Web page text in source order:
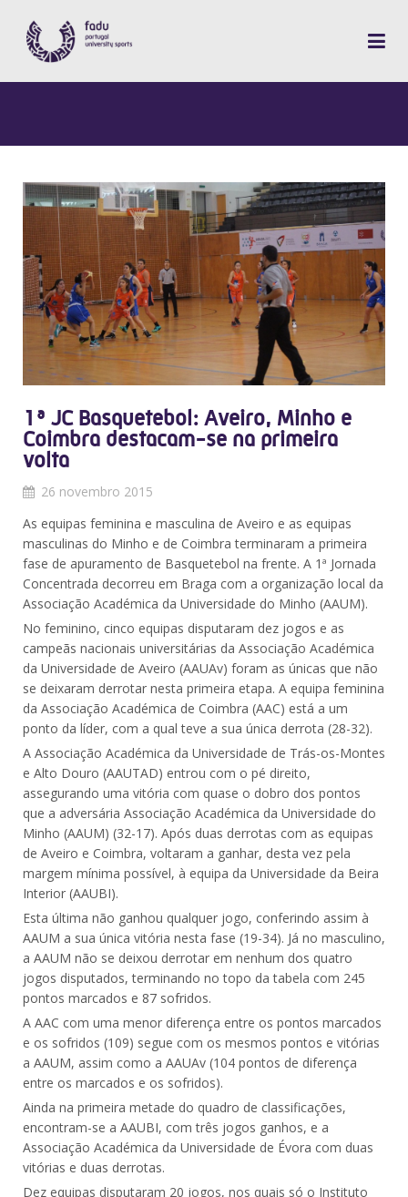
1ª JC Basquetebol: Aveiro, Minho e
Coimbra destacam-se na primeira
volta
26 novembro 2015
As equipas feminina e masculina de Aveiro e as equipas
masculinas do Minho e de Coimbra terminaram a primeira
fase de apuramento de Basquetebol na frente. A 1ª Jornada
Concentrada decorreu em Braga com a organização local da
Associação Académica da Universidade do Minho (AAUM).
No feminino, cinco equipas disputaram dez jogos e as
campeãs nacionais universitárias da Associação Académica
da Universidade de Aveiro (AAUAv) foram as únicas que não
se deixaram derrotar nesta primeira etapa. A equipa feminina
da Associação Académica de Coimbra (AAC) está a um
ponto da líder, com a qual teve a sua única derrota (28-32).
A Associação Académica da Universidade de Trás-os-Montes
e Alto Douro (AAUTAD) entrou com o pé direito,
assegurando uma vitória com quase o dobro dos pontos
que a adversária Associação Académica da Universidade do
Minho (AAUM) (32-17). Após duas derrotas com as equipas
de Aveiro e Coimbra, voltaram a ganhar, desta vez pela
margem mínima possível, à equipa da Universidade da Beira
Interior (AAUBI).
Esta última não ganhou qualquer jogo, conferindo assim à
AAUM a sua única vitória nesta fase (19-34). Já no masculino,
a AAUM não se deixou derrotar em nenhum dos quatro
jogos disputados, terminando no topo da tabela com 245
pontos marcados e 87 sofridos.
A AAC com uma menor diferença entre os pontos marcados
e os sofridos (109) segue com os mesmos pontos e vitórias
a AAUM, assim como a AAUAv (104 pontos de diferença
entre os marcados e os sofridos).
Ainda na primeira metade do quadro de classificações,
encontram-se a AAUBI, com três jogos ganhos, e a
Associação Académica da Universidade de Évora com duas
vitórias e duas derrotas.
Dez equipas disputaram 20 jogos, nos quais só o Instituto